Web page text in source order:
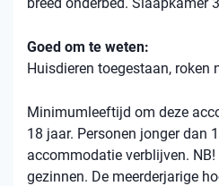
Goed om te weten:
Huisdieren toegestaan, roken
Minimumleeftijd om deze
18 jaar. Personen jonger dan
accommodatie verblijven.
gezinnen. De meerderjarige